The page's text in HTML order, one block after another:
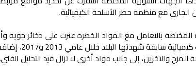
الجاري مع منظمة حظر الأسلحة الكيميائية.
المختصة بالتعامل مع المواد الخطرة عثرت على ذخائر جوية
أرض مماثلة لتلك التي استُخدمت في
والتخزين، إلى جانب مواد أخرى لا تزال قيد التحليل الفني.